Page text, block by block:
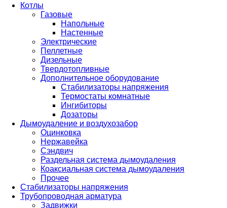
Котлы
Газовые
Напольные
Настенные
Электрические
Пеллетные
Дизельные
Твердотопливные
Дополнительное оборудование
Стабилизаторы напряжения
Термостаты комнатные
Ингибиторы
Дозаторы
Дымоудаление и воздухозабор
Оцинковка
Нержавейка
Сэндвич
Раздельная система дымоудаления
Коаксиальная система дымоудаления
Прочее
Стабилизаторы напряжения
Трубопроводная арматура
Задвижки